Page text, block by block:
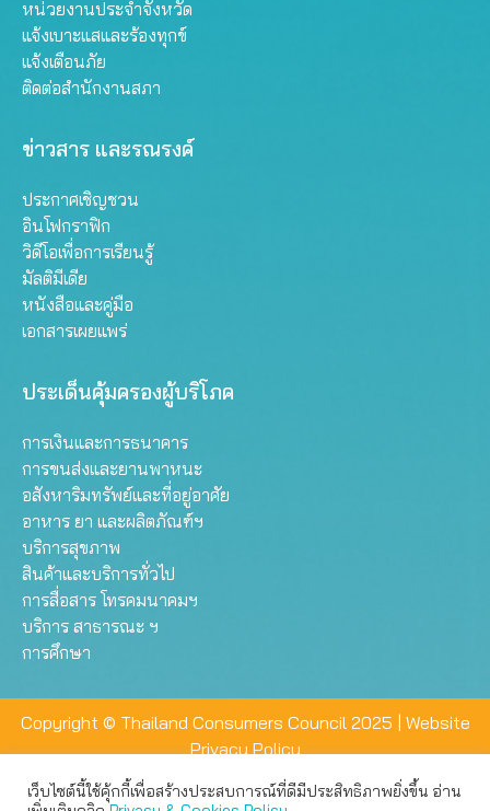
หน่วยงานประจำจังหวัด
แจ้งเบาะแสและร้องทุกข์
แจ้งเตือนภัย
ติดต่อสำนักงานสภา
ข่าวสาร และรณรงค์
ประกาศเชิญชวน
อินโฟกราฟิก
วิดีโอเพื่อการเรียนรู้
มัลติมีเดีย
หนังสือและคู่มือ
เอกสารเผยแพร่
ประเด็นคุ้มครองผู้บริโภค
การเงินและการธนาคาร
การขนส่งและยานพาหนะ
อสังหาริมทรัพย์และที่อยู่อาศัย
อาหาร ยา และผลิตภัณฑ์ฯ
บริการสุขภาพ
สินค้าและบริการทั่วไป
การสื่อสาร โทรคมนาคมฯ
บริการ สาธารณะ ฯ
การศึกษา
Copyright © Thailand Consumers Council 2025 | Website
Privacy Policy
เว็บไซต์นี้ใช้คุ้กกี้เพื่อสร้างประสบการณ์ที่ดีมีประสิทธิภาพยิ่งขึ้น อ่าน
เว็บไซต์นี้ใช้คุกกี้เพื่อมอบประสบการณ์การใช้งานที่ดีให้แก่ท่าน คุณ